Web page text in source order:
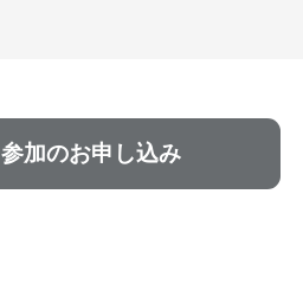
参加のお申し込み